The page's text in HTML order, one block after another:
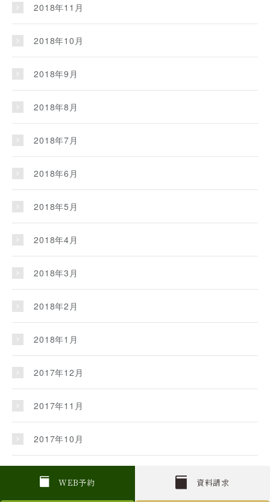
W EB予約 資料請求
2018年11月
2018年10月
2018年9月
2018年8月
2018年7月
2018年6月
2018年5月
2018年4月
2018年3月
2018年2月
2018年1月
2017年12月
2017年11月
2017年10月